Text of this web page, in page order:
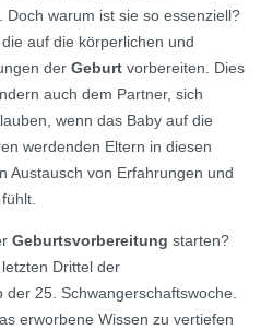
warum ist sie so essenziell?
auf die körperlichen und
der Geburt vorbereiten. Dies
auch dem Partner, sich
wenn das Baby auf die
werdenden Eltern in diesen
Austausch von Erfahrungen und
Geburtsvorbereitung starten?
Drittel der
25. Schwangerschaftswoche.
erworbene Wissen zu vertiefen